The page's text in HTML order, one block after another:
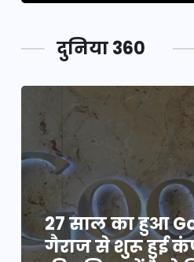
दुनिया 360
27 साल का हुआ
गैराज से शुरू हुई